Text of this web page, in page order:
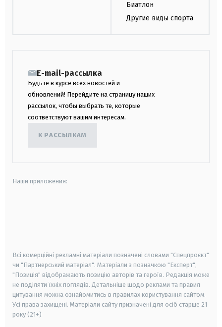
Биатлон
Другие виды спорта
E-mail-рассылка
Будьте в курсе всех новостей и
обновлений! Перейдите на страницу наших
рассылок, чтобы выбрать те, которые
соответствуют вашим интересам.
К РАССЫЛКАМ
Наши приложения:
Всі комерційні рекламні матеріали позначені словами "Спецпроєкт"
чи "Партнерський матеріал". Матеріали з позначкою "Експерт",
"Позиція" відображають позицію авторів та героїв. Редакція може
не поділяти їхніх поглядів. Детальніше щодо реклами та правил
цитування можна ознайомитись в правилах користування сайтом.
Усі права захищені. Матеріали сайту призначені для осіб старше 21
року (21+)